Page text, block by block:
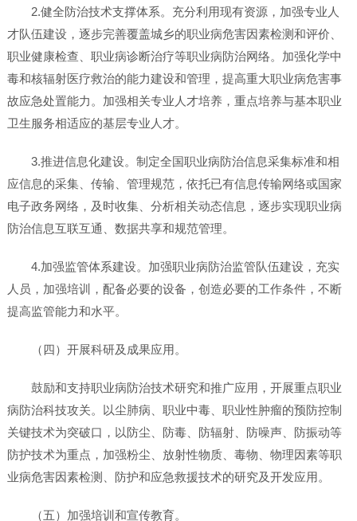
2.健全防治技术支撑体系。充分利用现有资源，加强专业人
才队伍建设，逐步完善覆盖城乡的职业病危害因素检测和评价、
职业健康检查、职业病诊断治疗等职业病防治网络。加强化学中
毒和核辐射医疗救治的能力建设和管理，提高重大职业病危害事
故应急处置能力。加强相关专业人才培养，重点培养与基本职业
卫生服务相适应的基层专业人才。
3.推进信息化建设。制定全国职业病防治信息采集标准和相
应信息的采集、传输、管理规范，依托已有信息传输网络或国家
电子政务网络，及时收集、分析相关动态信息，逐步实现职业病
防治信息互联互通、数据共享和规范管理。
4.加强监管体系建设。加强职业病防治监管队伍建设，充实
人员，加强培训，配备必要的设备，创造必要的工作条件，不断
提高监管能力和水平。
（四）开展科研及成果应用。
鼓励和支持职业病防治技术研究和推广应用，开展重点职业
病防治科技攻关。以尘肺病、职业中毒、职业性肿瘤的预防控制
关键技术为突破口，以防尘、防毒、防辐射、防噪声、防振动等
防护技术为重点，加强粉尘、放射性物质、毒物、物理因素等职
业病危害因素检测、防护和应急救援技术的研究及开发应用。
（五）加强培训和宣传教育。